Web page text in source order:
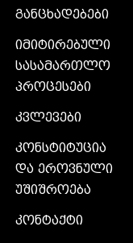
განცხადებები
იმიტირებული
სასამართლო
პროცესები
კვლევები
კონსტიტუცია
და ეროვნული
უშიშროება
კონტაქტი